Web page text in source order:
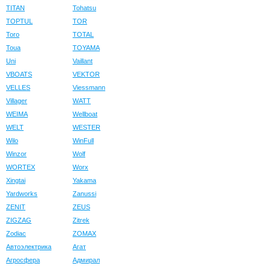
TITAN
Tohatsu
TOPTUL
TOR
Toro
TOTAL
Toua
TOYAMA
Uni
Vaillant
VBOATS
VEKTOR
VELLES
Viessmann
Villager
WATT
WEIMA
Wellboat
WELT
WESTER
Wilo
WinFull
Winzor
Wolf
WORTEX
Worx
Xingtai
Yakama
Yardworks
Zanussi
ZENIT
ZEUS
ZIGZAG
Zitrek
Zodiac
ZOMAX
Автоэлектрика
Агат
Агросфера
Адмирал